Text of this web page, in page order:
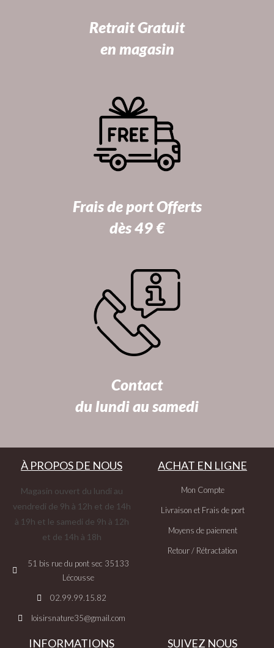
Retrait Gratuit
en magasin
Frais de port Offerts
dès 49 €
Contact
du lundi au samedi
À PROPOS DE NOUS
Magasin ouvert du lundi au
vendredi de 9h à 12h et de 14h
à 19h et le samedi de 9h à 12h
et de 14h à 18h
51 bis rue du pont sec 35133
Lécousse
02.99.99.15.82
loisirsnature35@gmail.com
ACHAT EN LIGNE
Mon Compte
Livraison et Frais de port
Moyens de paiement
Retour / Rétractation
INFORMATIONS SUIVEZ NOUS